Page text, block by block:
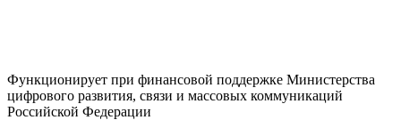
Функционирует при финансовой поддержке Министерства
цифрового развития, связи и массовых коммуникаций
Российской Федерации